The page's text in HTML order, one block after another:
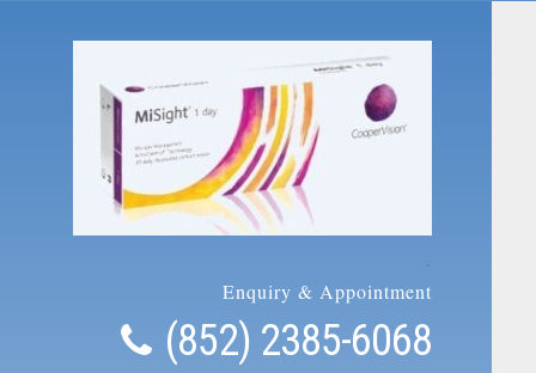
Enquiry & Appointment
(852) 2385-6068